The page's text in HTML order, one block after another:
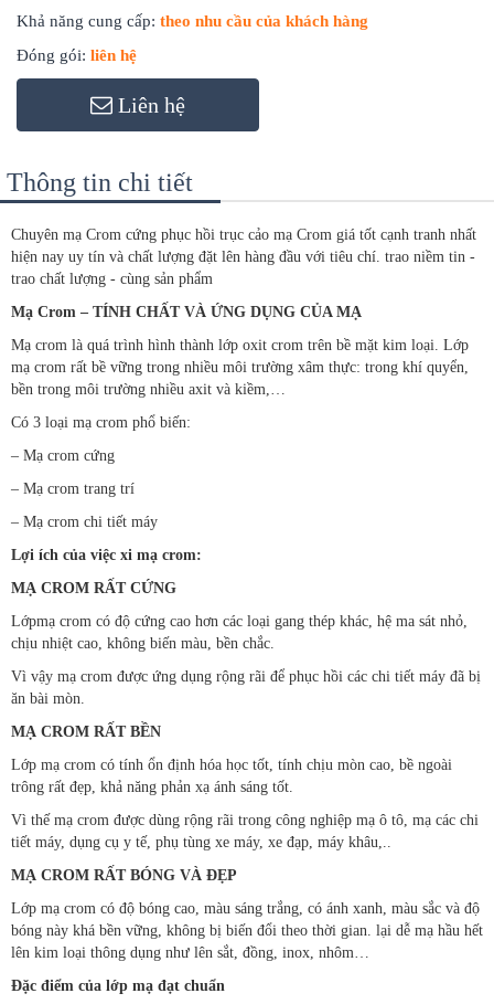
Khả năng cung cấp: theo nhu cầu của khách hàng
Đóng gói: liên hệ
Liên hệ
Thông tin chi tiết
Chuyên mạ Crom cứng phục hồi trục cảo mạ Crom giá tốt cạnh tranh nhất
hiện nay uy tín và chất lượng đặt lên hàng đầu với tiêu chí. trao niềm tin -
trao chất lượng - cùng sản phẩm
Mạ Crom – TÍNH CHẤT VÀ ỨNG DỤNG CỦA MẠ
Mạ crom là quá trình hình thành lớp oxit crom trên bề mặt kim loại. Lớp
mạ crom rất bề vững trong nhiều môi trường xâm thực: trong khí quyển,
bền trong môi trường nhiều axit và kiềm,…
Có 3 loại mạ crom phổ biến:
– Mạ crom cứng
– Mạ crom trang trí
– Mạ crom chi tiết máy
Lợi ích của việc xi mạ crom:
MẠ CROM RẤT CỨNG
Lớpmạ crom có độ cứng cao hơn các loại gang thép khác, hệ ma sát nhỏ,
chịu nhiệt cao, không biến màu, bền chắc.
Vì vậy mạ crom được ứng dụng rộng rãi để phục hồi các chi tiết máy đã bị
ăn bài mòn.
MẠ CROM RẤT BỀN
Lớp mạ crom có tính ổn định hóa học tốt, tính chịu mòn cao, bề ngoài
trông rất đẹp, khả năng phản xạ ánh sáng tốt.
Vì thế mạ crom được dùng rộng rãi trong công nghiệp mạ ô tô, mạ các chi
tiết máy, dụng cụ y tế, phụ tùng xe máy, xe đạp, máy khâu,..
MẠ CROM RẤT BÓNG VÀ ĐẸP
Lớp mạ crom có độ bóng cao, màu sáng trắng, có ánh xanh, màu sắc và độ
bóng này khá bền vững, không bị biến đổi theo thời gian. lại dễ mạ hầu hết
lên kim loại thông dụng như lên sắt, đồng, inox, nhôm…
Đặc điểm của lớp mạ đạt chuẩn